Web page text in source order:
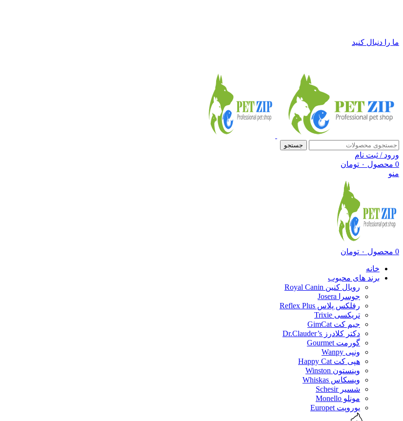
ما را دنبال کنید
جستجو
ورود / ثبت نام
0 محصول ۰ تومان
منو
0 محصول ۰ تومان
خانه
برند های محبوب
رویال کنین Royal Canin
جوسرا Josera
رفلکس پلاس Reflex Plus
تریکسی Trixie
جیم کت GimCat
دکتر کلادرز Dr.Clauder’s
گورمت Gourmet
ونپی Wanpy
هپی کت Happy Cat
وینستون Winston
ویسکاس Whiskas
شسیر Schesir
مونلو Monello
یوروپت Europet